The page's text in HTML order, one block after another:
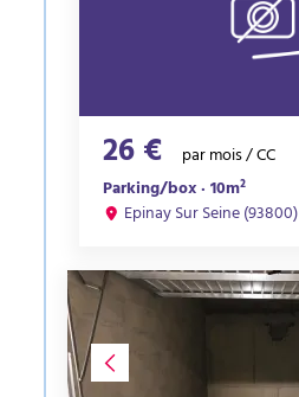
26 €
par mois / CC
Parking/box · 10m²
Epinay Sur Seine (93800)